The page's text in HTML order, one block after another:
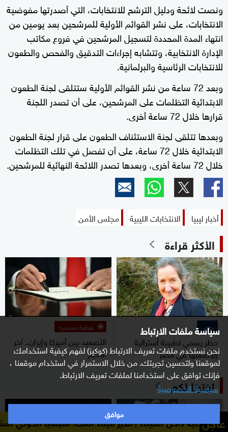
سياسة ملفات الارتباط
نحن نستخدم ملفات تعريف الارتباط (كوكيز) لفهم كيفية استخدامك
لموقعنا ولتحسين تجربتك. من خلال الاستمرار في استخدام موقعنا ،
فإنك توافق على استخدامنا لملفات تعريف الارتباط.
سياسية الخصوصية
موافق
ونصت لائحة ودليل الترشح للانتخابات، التي أصدرتها مفوضية
الانتخابات، على نشر القوائم الأولية للمرشحين بعد يومين من
انتهاء المدة المحددة لتسجيل المرشحين في فروع مكاتب
الإدارة الانتخابية، وتتشابه إجراءات التدقيق والفحص والطعون
للانتخابات الرئاسية والبرلمانية.
وبعد 72 ساعة من نشر القوائم الأولية ستتلقى لجنة الطعون
الابتدائية التظلمات على المرشحين، على أن تصدر اللجنة
قرارها خلال 72 ساعة أخرى.
وبعدها تتلقى لجنة الاستئناف الطعون على قرار لجنة الطعون
الابتدائية خلال 72 ساعة، على أن تفصل في تلك التظلمات
خلال 72 ساعة أخرى، وبعدها تصدر اللائحة النهائية للمرشحين.
أخبار ليبيا الانتخابات الليبية مجلس الأمن
الأكثر قراءة
خاص
حظر رسمي لطبيبة أسترالية
ووصفتها في مصر
تغطية مستمرة
التصعيد بين أميركا وإيران.. آخر
الأخبار
اخترنا لكم
عاجل مدير ميناء المخا: مليشيا الحوثي استهدفت منشآت